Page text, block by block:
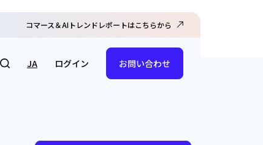
コマース＆AIトレンドレポートはこちらから
JA ログイン お問い合わせ